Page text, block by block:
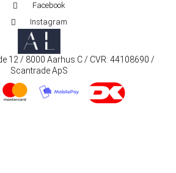
Facebook
Instagram
12 / 8000 Aarhus C / CVR: 44108690 /
Scantrade ApS